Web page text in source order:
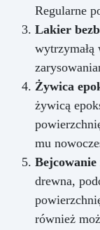
Regularne
Lakier
wytrzymałą
Żywica
żywicą
mu
drewna,
również